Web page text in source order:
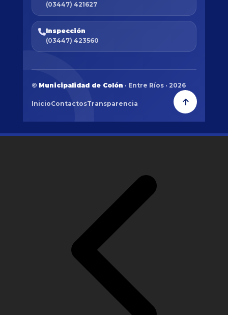
(03447) 421627
Inspección
(03447) 423560
© Municipalidad de Colón · Entre Ríos · 2026
InicioContactosTransparencia